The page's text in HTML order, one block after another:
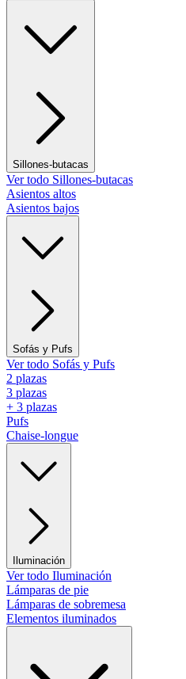
Sillones-butacas
Ver todo Sillones-butacas
Asientos altos
Asientos bajos
Sofás y Pufs
Ver todo Sofás y Pufs
2 plazas
3 plazas
+ 3 plazas
Pufs
Chaise-longue
Iluminación
Ver todo Iluminación
Lámparas de pie
Lámparas de sobremesa
Elementos iluminados